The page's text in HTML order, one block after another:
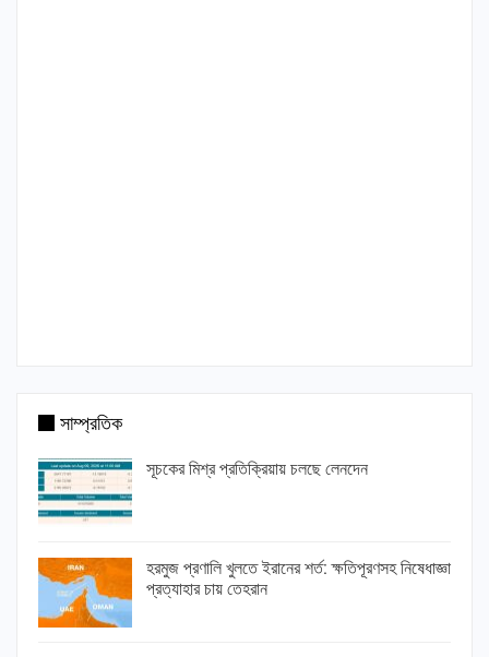
সাম্প্রতিক
সূচকের মিশ্র প্রতিক্রিয়ায় চলছে লেনদেন
হরমুজ প্রণালি খুলতে ইরানের শর্ত: ক্ষতিপূরণসহ নিষেধাজ্ঞা
প্রত্যাহার চায় তেহরান